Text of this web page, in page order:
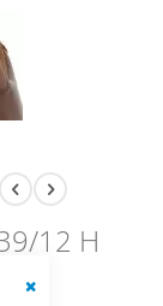
12 H